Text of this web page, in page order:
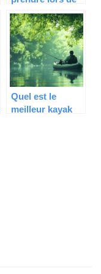
l’achat d’un
bateau de pêche
Quel est le
meilleur kayak